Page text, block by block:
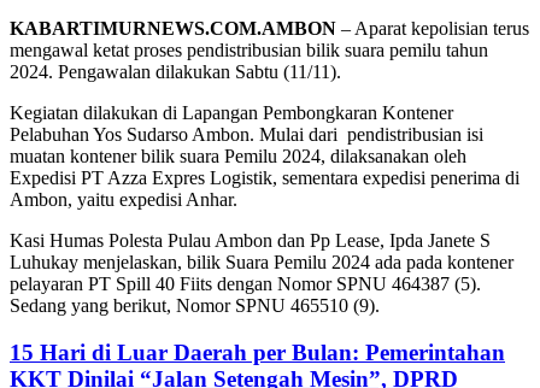
KABARTIMURNEWS.COM.AMBON – Aparat kepolisian terus
mengawal ketat proses pendistribusian bilik suara pemilu tahun
2024. Pengawalan dilakukan Sabtu (11/11).
Kegiatan dilakukan di Lapangan Pembongkaran Kontener
Pelabuhan Yos Sudarso Ambon. Mulai dari pendistribusian isi
muatan kontener bilik suara Pemilu 2024, dilaksanakan oleh
Expedisi PT Azza Expres Logistik, sementara expedisi penerima di
Ambon, yaitu expedisi Anhar.
Kasi Humas Polesta Pulau Ambon dan Pp Lease, Ipda Janete S
Luhukay menjelaskan, bilik Suara Pemilu 2024 ada pada kontener
pelayaran PT Spill 40 Fiits dengan Nomor SPNU 464387 (5).
Sedang yang berikut, Nomor SPNU 465510 (9).
15 Hari di Luar Daerah per Bulan: Pemerintahan
KKT Dinilai “Jalan Setengah Mesin”, DPRD